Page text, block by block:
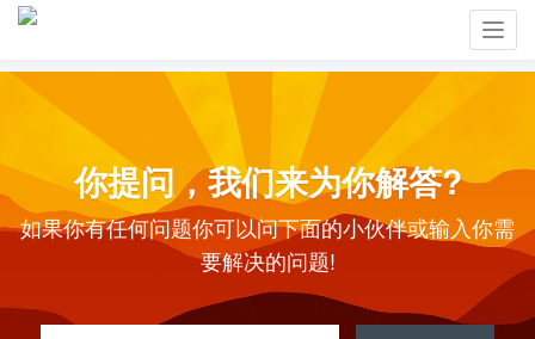
你提问，我们来为你解答?
如果你有任何问题你可以问下面的小伙伴或输入你需
要解决的问题!